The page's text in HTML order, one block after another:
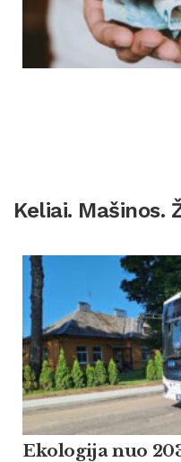
Keliai. Mašinos.
Ekologija nuo